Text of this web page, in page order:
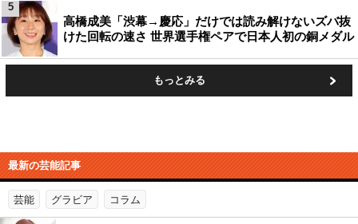
高橋成美「渋幕→慶応」だけでは読み解けないズバ抜
けた回転の速さ 世界選手権ペアで日本人初の銅メダル
5
もっとみる
最新の芸能記事
芸能 グラビア コラム